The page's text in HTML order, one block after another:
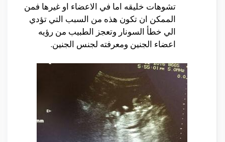
تشوهات خليقه اما في الاعضاء او غيرها فمن
الممكن ان تكون هذه من السبب التي تؤدي
الي خطأ السونار وتعجز الطبيب من رؤيه
اعضاء الجنين ومعرفته لجنس الجنين.